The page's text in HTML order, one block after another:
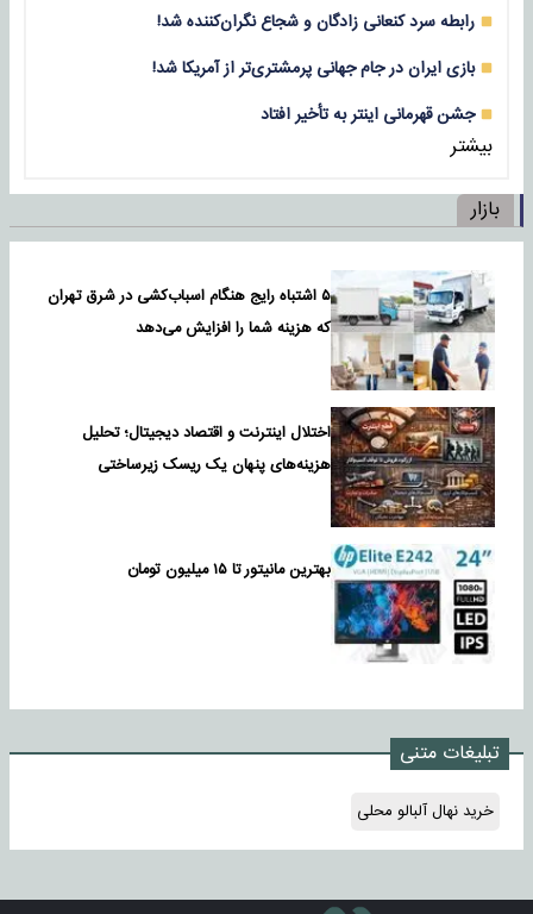
رابطه سرد کنعانی زادگان و شجاع نگران‌کننده شد!
بازی‌ ایران در جام جهانی پرمشتری‌تر از آمریکا شد!
جشن قهرمانی اینتر به تأخیر افتاد
بیشتر
بازار
۵ اشتباه رایج هنگام اسباب‌کشی در شرق تهران
که هزینه شما را افزایش می‌دهد
اختلال اینترنت و اقتصاد دیجیتال؛ تحلیل
هزینه‌های پنهان یک ریسک زیرساختی
بهترین مانیتور تا ۱۵ میلیون تومان
تبلیغات متنی
خرید نهال آلبالو محلی